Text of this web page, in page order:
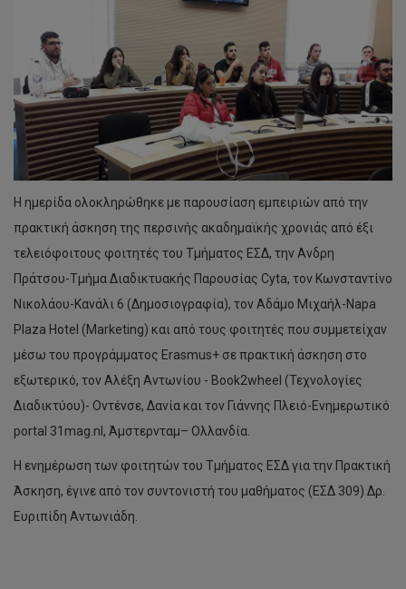
Η ημερίδα ολοκληρώθηκε με παρουσίαση εμπειριών από την
πρακτική άσκηση της περσινής ακαδημαϊκής χρονιάς από έξι
τελειόφοιτους φοιτητές του Τμήματος ΕΣΔ, την Ανδρη
Πράτσου-Tμήμα Διαδικτυακής Παρουσίας Cyta, τον Κωνσταντίνο
Νικολάου-Κανάλι 6 (Δημοσιογραφία), τον Αδάμο Μιχαήλ-Napa
Plaza Hotel (Marketing) και από τους φοιτητές που συμμετείχαν
μέσω του προγράμματος Erasmus+ σε πρακτική άσκηση στο
εξωτερικό, τον Αλέξη Αντωνίου - Book2wheel (Τεχνολογίες
Διαδικτύου)- Οντένσε, Δανία και τον Γιάννης Πλειό-Ενημερωτικό
portal 31mag.nl, Άμστερνταμ– Ολλανδία.
Η ενημέρωση των φοιτητών του Τμήματος ΕΣΔ για την Πρακτική
Άσκηση, έγινε από τον συντονιστή του μαθήματος (ΕΣΔ 309) Δρ.
Ευριπίδη Αντωνιάδη.
Ομιλία
Αντιπρύτανη
Ακαδημαϊκών
Υποθέσεων
στην
Τελετή